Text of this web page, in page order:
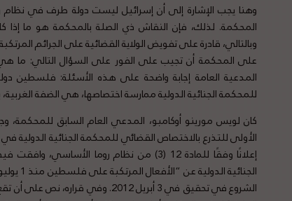
وهنا يجب الإشارة إلى أن إسرائيل ليست دولة طرف في
المحكمة. لذلك، فإن النقاش ذي الصلة بالمحكمة هو ما
وبالتالي، قادرة على تفويض الولاية القضائية على الجرائم
على المحكمة أن تجيب على الفور على السؤال التالي: ما
المدعية العامة إجابة واضحة على هذه الأسئلة: فلسطين
للمحكمة الجنائية الدولية ممارسة اختصاصها، هي الضفة
كان لويس مورينو أوكامبو، المدعي العام السابق
إعلانًا وفقًا للمادة 12 (3) من نظام روما
الجنائية الدولية عن “الأفعال المرتكبة على فلسطين منذ 1 يوليو 2002. ”
الشروع في تحقيق في 3 أبريل 2012.